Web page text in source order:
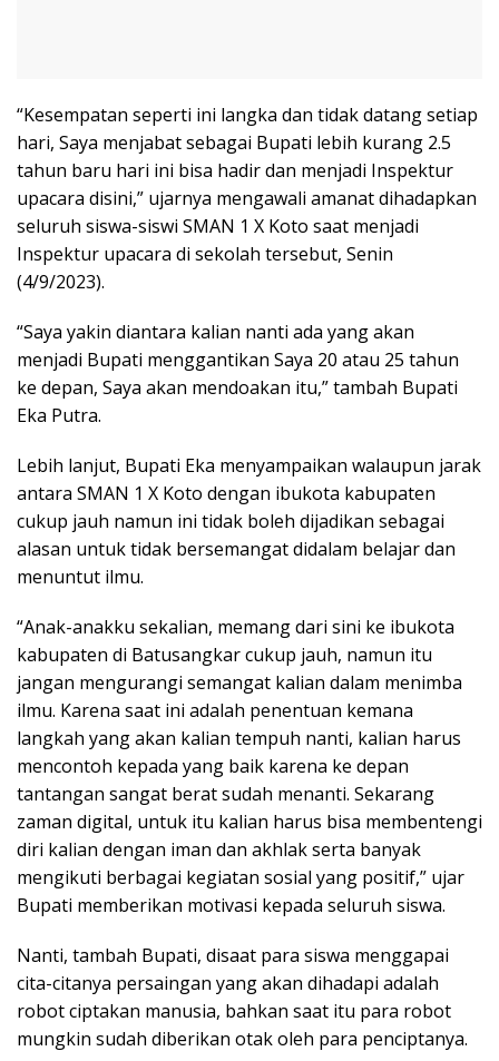
“Kesempatan seperti ini langka dan tidak datang setiap
hari, Saya menjabat sebagai Bupati lebih kurang 2.5
tahun baru hari ini bisa hadir dan menjadi Inspektur
upacara disini,” ujarnya mengawali amanat dihadapkan
seluruh siswa-siswi SMAN 1 X Koto saat menjadi
Inspektur upacara di sekolah tersebut, Senin
(4/9/2023).
“Saya yakin diantara kalian nanti ada yang akan
menjadi Bupati menggantikan Saya 20 atau 25 tahun
ke depan, Saya akan mendoakan itu,” tambah Bupati
Eka Putra.
Lebih lanjut, Bupati Eka menyampaikan walaupun jarak
antara SMAN 1 X Koto dengan ibukota kabupaten
cukup jauh namun ini tidak boleh dijadikan sebagai
alasan untuk tidak bersemangat didalam belajar dan
menuntut ilmu.
“Anak-anakku sekalian, memang dari sini ke ibukota
kabupaten di Batusangkar cukup jauh, namun itu
jangan mengurangi semangat kalian dalam menimba
ilmu. Karena saat ini adalah penentuan kemana
langkah yang akan kalian tempuh nanti, kalian harus
mencontoh kepada yang baik karena ke depan
tantangan sangat berat sudah menanti. Sekarang
zaman digital, untuk itu kalian harus bisa membentengi
diri kalian dengan iman dan akhlak serta banyak
mengikuti berbagai kegiatan sosial yang positif,” ujar
Bupati memberikan motivasi kepada seluruh siswa.
Nanti, tambah Bupati, disaat para siswa menggapai
cita-citanya persaingan yang akan dihadapi adalah
robot ciptakan manusia, bahkan saat itu para robot
mungkin sudah diberikan otak oleh para penciptanya.